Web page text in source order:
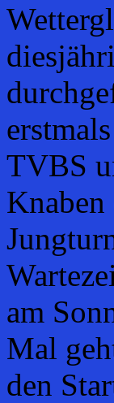
TVBS
Knaben
am
Mal
den